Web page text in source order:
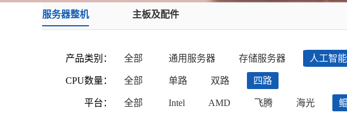
服务器整机 主板及配件
产品类别：
CPU数量：
平台：
全部 通用服务器 存储服务器 人工智
全部 单路 双路 四路
全部 Intel AMD 飞腾 海光